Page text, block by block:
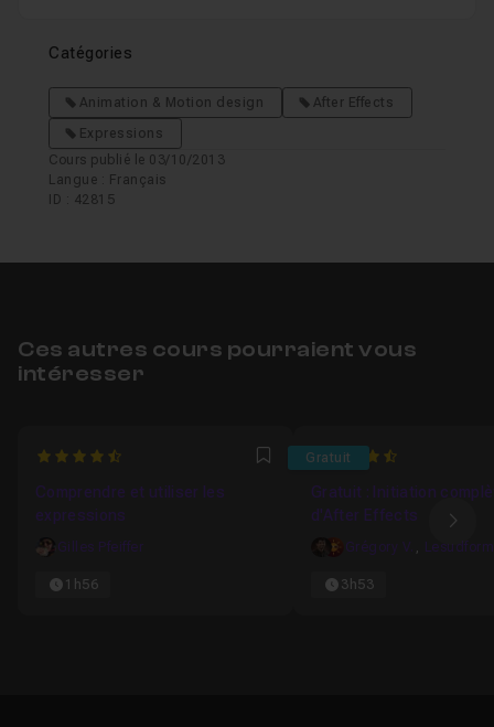
Catégories
Animation & Motion design
After Effects
Expressions
Cours publié le 03/10/2013
Langue : Français
ID : 42815
Ces autres cours pourraient vous
intéresser
4.9473684210526 Favori
Comprendre et utiliser les
expressions
Gilles Pfeiffer
1h56
Gratuit
4.8184281842818
Gratuit : Initiation
d'After Effects
Grégory V. ,
3h53